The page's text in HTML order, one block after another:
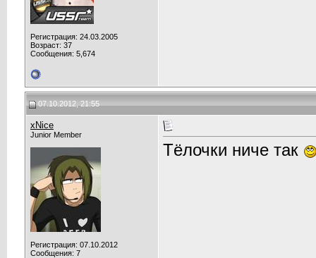
Регистрация: 24.03.2005
Возраст: 37
Сообщения: 5,674
07.10.2012, 21:55
xNice
Junior Member
Регистрация: 07.10.2012
Сообщения: 7
Тёлочки ниче так